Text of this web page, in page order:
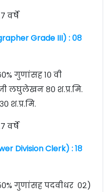
वर्षे
Grade III) : ०८
गुणांसह १० वी
लघुलेखन ८० श.प्र.मि.
श.प्र.मि.
वर्षे
Division Clerk) : १८
गुणांसह पदवीधर ०२)